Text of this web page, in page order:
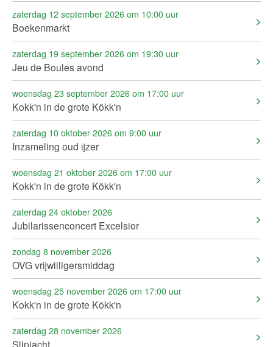
zaterdag 12 september 2026 om 10:00 uur
Boekenmarkt
zaterdag 19 september 2026 om 19:30 uur
Jeu de Boules avond
woensdag 23 september 2026 om 17:00 uur
Kokk'n in de grote Kökk'n
zaterdag 10 oktober 2026 om 9:00 uur
Inzameling oud ijzer
woensdag 21 oktober 2026 om 17:00 uur
Kokk'n in de grote Kökk'n
zaterdag 24 oktober 2026
Jubilarissenconcert Excelsior
zondag 8 november 2026
OVG vrijwilligersmiddag
woensdag 25 november 2026 om 17:00 uur
Kokk'n in de grote Kökk'n
zaterdag 28 november 2026
Slipjacht